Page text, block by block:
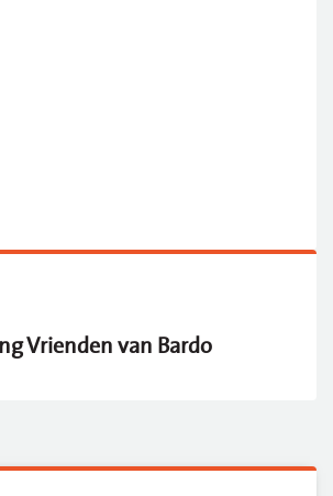
Vrienden van Bardo